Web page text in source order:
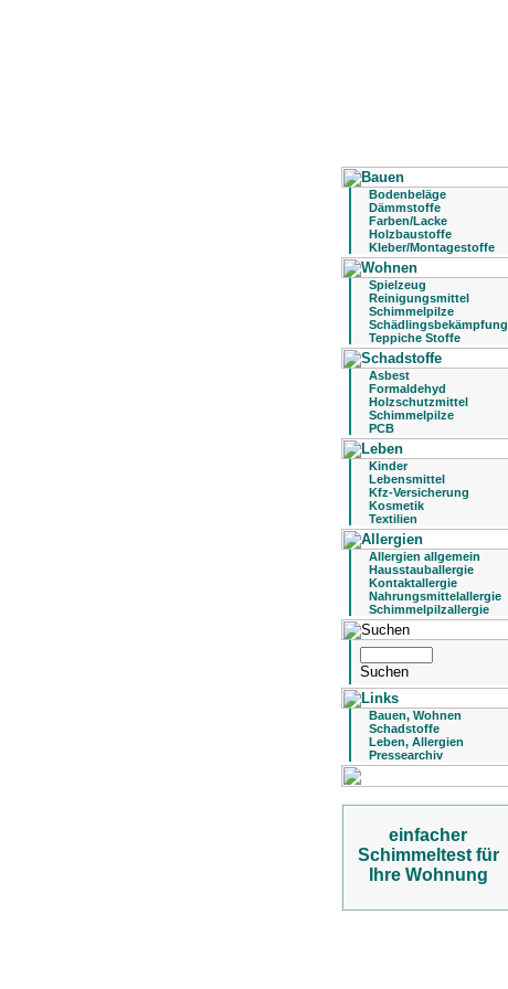
Bodenbeläge
Dämmstoffe
Farben/Lacke
Holzbaustoffe
Kleber/Montagestoffe
Spielzeug
Reinigungsmittel
Schimmelpilze
Schädlingsbekämpfung
Teppiche Stoffe
Asbest
Formaldehyd
Holzschutzmittel
Schimmelpilze
PCB
Kinder
Lebensmittel
Kfz-Versicherung
Kosmetik
Textilien
Allergien allgemein
Hausstauballergie
Kontaktallergie
Nahrungsmittelallergie
Schimmelpilzallergie
Bauen, Wohnen
Schadstoffe
Leben, Allergien
Pressearchiv
einfacher
Schimmeltest für
Ihre Wohnung